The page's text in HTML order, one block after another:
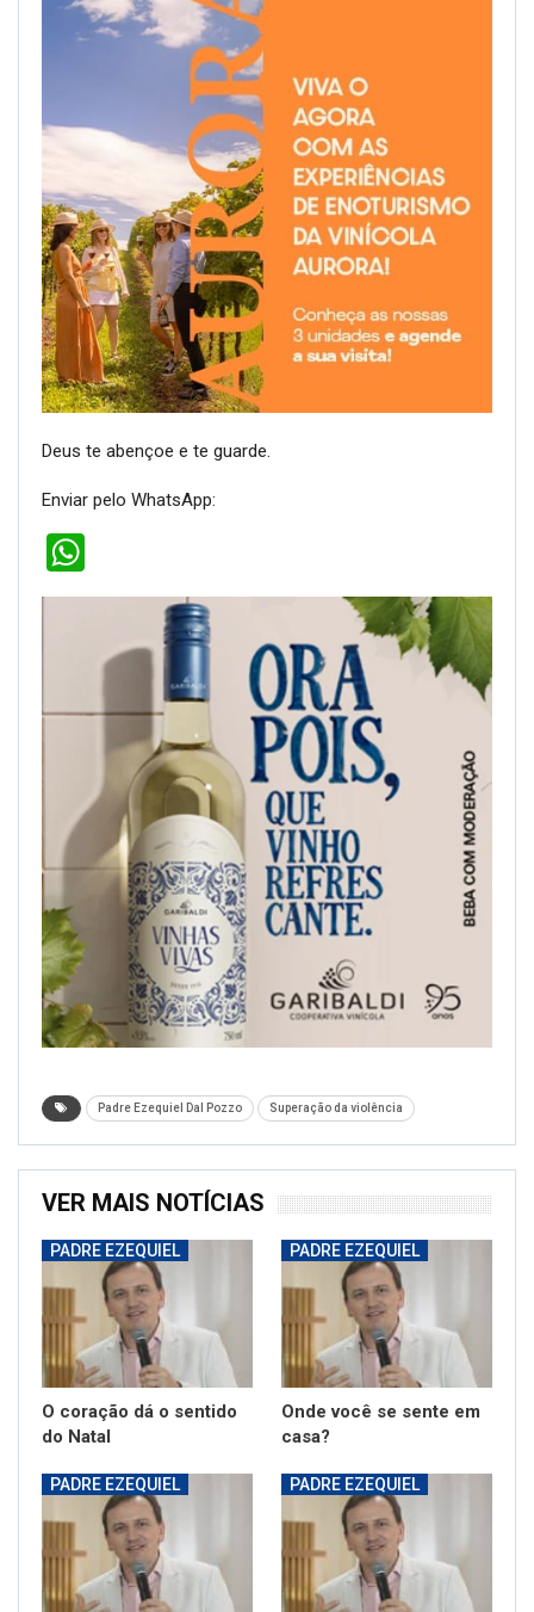
Deus te abençoe e te guarde.
Enviar pelo WhatsApp:
Padre Ezequiel Dal Pozzo Superação da violência
VER MAIS NOTÍCIAS
PADRE EZEQUIEL
O coração dá o sentido
do Natal
PADRE EZEQUIEL
Onde você se sente em
casa?
PADRE EZEQUIEL PADRE EZEQUIEL